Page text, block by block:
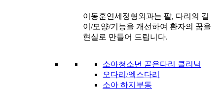
이동훈연세정형외과는 팔, 다리의 길
이/모양/기능을 개선하여 환자의 꿈을
현실로 만들어 드립니다.
소아청소년 곧은다리 클리닉
오다리/엑스다리
소아 하지부동